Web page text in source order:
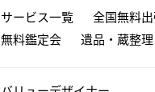
サービス一覧 全国無料
無料鑑定会
遺品・蔵整理